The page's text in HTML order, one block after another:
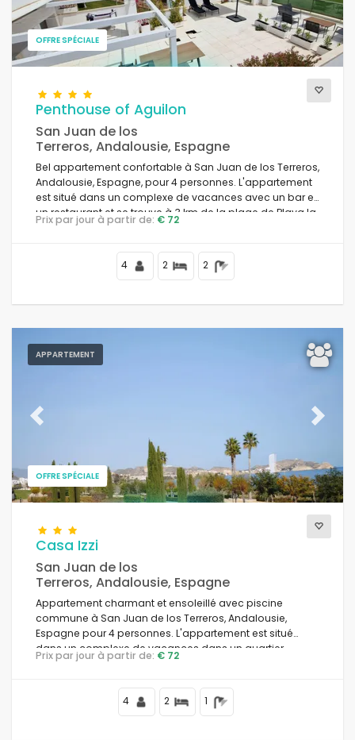
OFFRE SPÉCIALE
Penthouse of Aguilon
San Juan de los
Terreros, Andalousie, Espagne
Bel appartement confortable à San Juan de los Terreros,
Andalousie, Espagne, pour 4 personnes. L'appartement
est situé dans un complexe de vacances avec un bar et
un restaurant et se trouve à 3 km de la plage de Playa la
Entrevista.
Prix par jour à partir de: € 72
4 2 2
APPARTEMENT
OFFRE SPÉCIALE
Previous Next
Casa Izzi
San Juan de los
Terreros, Andalousie, Espagne
Appartement charmant et ensoleillé avec piscine
commune à San Juan de los Terreros, Andalousie,
Espagne pour 4 personnes. L'appartement est situé
dans un complexe de vacances dans un quartier
résidentiel en bord de mer, proche de restaurants et
plage de Nardos.
Prix par jour à partir de: € 72
4 2 1